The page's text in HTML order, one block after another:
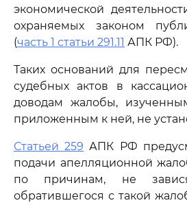
экономической
охраняемых законом
(часть 1 статьи 291.11 АПК РФ).
Таких оснований для
судебных актов в
доводам жалобы,
приложенным к ней, не
Статьей 259 АПК РФ
подачи апелляционной
по причинам, не
обратившегося с такой